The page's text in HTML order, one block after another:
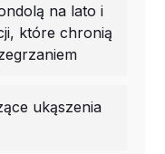
na lato i
które chronią
ukąszenia